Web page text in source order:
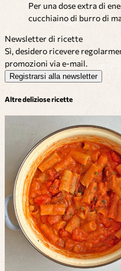
Per una dose extra di
cucchiaino di burro di
Newsletter di ricette
Sì, desidero ricevere
promozioni via e-mail.
Registrarsi alla newsletter
Altre deliziose ricette